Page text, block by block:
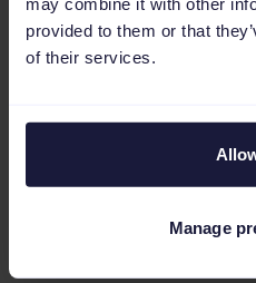
provided to them or that
of their services.
Manage
de données,
Falck, Head of